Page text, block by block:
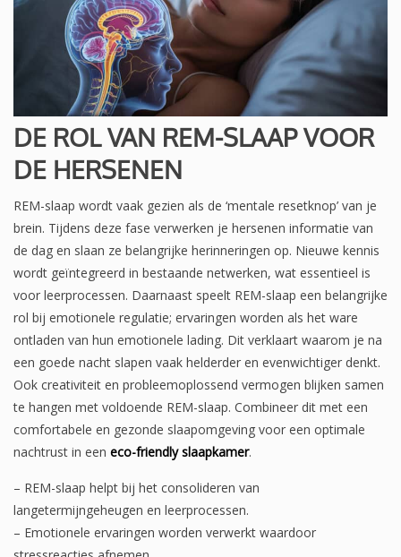
DE ROL VAN REM-SLAAP VOOR
DE HERSENEN
REM-slaap wordt vaak gezien als de ‘mentale resetknop’ van je
brein. Tijdens deze fase verwerken je hersenen informatie van
de dag en slaan ze belangrijke herinneringen op. Nieuwe kennis
wordt geïntegreerd in bestaande netwerken, wat essentieel is
voor leerprocessen. Daarnaast speelt REM-slaap een belangrijke
rol bij emotionele regulatie; ervaringen worden als het ware
ontladen van hun emotionele lading. Dit verklaart waarom je na
een goede nacht slapen vaak helderder en evenwichtiger denkt.
Ook creativiteit en probleemoplossend vermogen blijken samen
te hangen met voldoende REM-slaap. Combineer dit met een
comfortabele en gezonde slaapomgeving voor een optimale
nachtrust in een eco-friendly slaapkamer.
– REM-slaap helpt bij het consolideren van
langetermijngeheugen en leerprocessen.
– Emotionele ervaringen worden verwerkt waardoor